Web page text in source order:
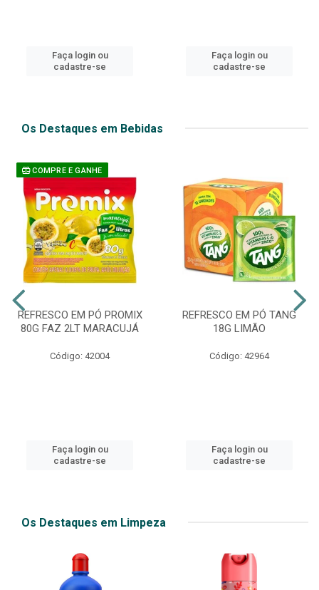
Faça login ou
cadastre-se
Faça login ou
cadastre-se
Os Destaques em Bebidas
COMPRE E GANHE
REFRESCO EM PÓ PROMIX
80G FAZ 2LT MARACUJÁ
Código: 42004
Faça login ou
cadastre-se
REFRESCO EM PÓ TANG
18G LIMÃO
Código: 42964
Faça login ou
cadastre-se
Os Destaques em Limpeza